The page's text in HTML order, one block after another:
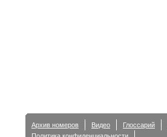
Архив номеров Видео Глоссарий